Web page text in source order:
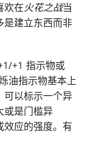
欢在火花之战当
是建立东西而非
+1 指示物或
油指示物基本上
可以标示一个异
或是门槛异
效应的强度。有